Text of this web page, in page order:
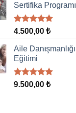
Sertifika Programı
5 üzerinden
oy
aldı
4.500,00 ₺
Aile Danışmanlığı
Eğitimi
5 üzerinden
oy
9.500,00 ₺